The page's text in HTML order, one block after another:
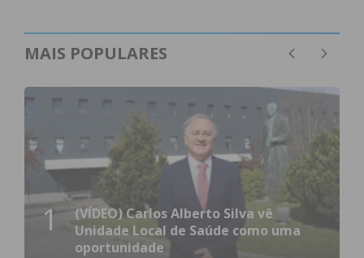
MAIS POPULARES
1
(VÍDEO) Carlos Alberto Silva vê
Unidade Local de Saúde como uma
oportunidade